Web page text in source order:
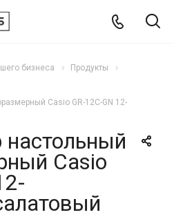
бизнеса
Продукты
Casio GR-12C-GN 12-
настольный
Casio